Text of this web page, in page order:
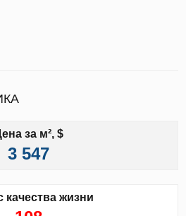
за м², $
3 547
качества жизни